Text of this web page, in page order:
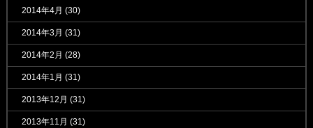
2014年4月 (30)
2014年3月 (31)
2014年2月 (28)
2014年1月 (31)
2013年12月 (31)
2013年11月 (31)